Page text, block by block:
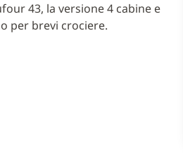
43, la versione 4 cabine e
per brevi crociere.